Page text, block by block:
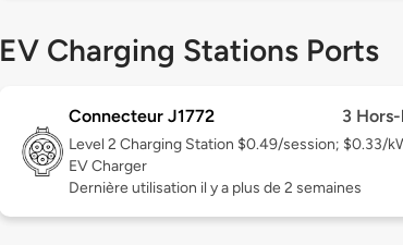
EV Charging Stations Ports
Connecteur J1772 3
Level 2 Charging Station $0.49/session; $0.33/
EV Charger
Dernière utilisation il y a plus de 2 semaines